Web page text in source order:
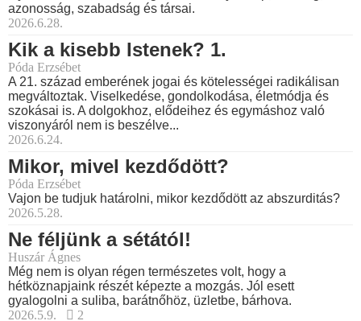
azonosság, szabadság és társai.
2026.6.28.
Kik a kisebb Istenek? 1.
Póda Erzsébet
A 21. század emberének jogai és kötelességei radikálisan
megváltoztak. Viselkedése, gondolkodása, életmódja és
szokásai is. A dolgokhoz, elődeihez és egymáshoz való
viszonyáról nem is beszélve...
2026.6.24.
Mikor, mivel kezdődött?
Póda Erzsébet
Vajon be tudjuk határolni, mikor kezdődött az abszurditás?
2026.5.28.
Ne féljünk a sétától!
Huszár Ágnes
Még nem is olyan régen természetes volt, hogy a
hétköznapjaink részét képezte a mozgás. Jól esett
gyalogolni a suliba, barátnőhöz, üzletbe, bárhova.
2026.5.9.
2